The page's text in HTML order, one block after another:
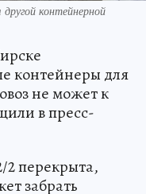
контейнерной
контейнеры для
не может к
в пресс-
2 перекрыта,
забрать